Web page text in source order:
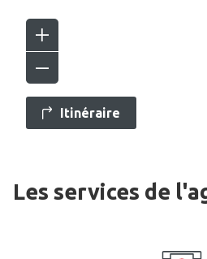
Itinéraire
Les services de